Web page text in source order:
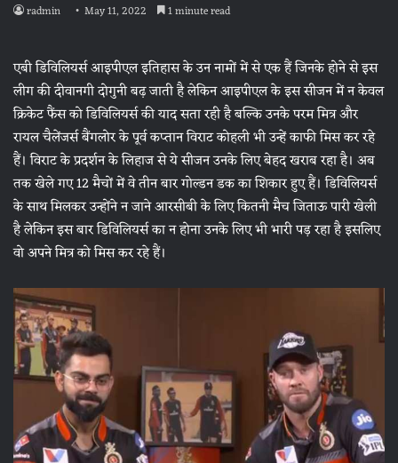
radmin May 11, 2022 1 minute read
एबी डिविलियर्स आइपीएल इतिहास के उन नामों में से एक हैं जिनके होने से इस
लीग की दीवानगी दोगुनी बढ़ जाती है लेकिन आइपीएल के इस सीजन में न केवल
क्रिकेट फैंस को डिविलियर्स की याद सता रही है बल्कि उनके परम मित्र और
रायल चैलेंजर्स बैंगलोर के पूर्व कप्तान विराट कोहली भी उन्हें काफी मिस कर रहे
हैं। विराट के प्रदर्शन के लिहाज से ये सीजन उनके लिए बेहद खराब रहा है। अब
तक खेले गए 12 मैचों में वे तीन बार गोल्डन डक का शिकार हुए हैं। डिविलियर्स
के साथ मिलकर उन्होंने न जाने आरसीबी के लिए कितनी मैच जिताऊ पारी खेली
है लेकिन इस बार डिविलियर्स का न होना उनके लिए भी भारी पड़ रहा है इसलिए
वो अपने मित्र को मिस कर रहे हैं।